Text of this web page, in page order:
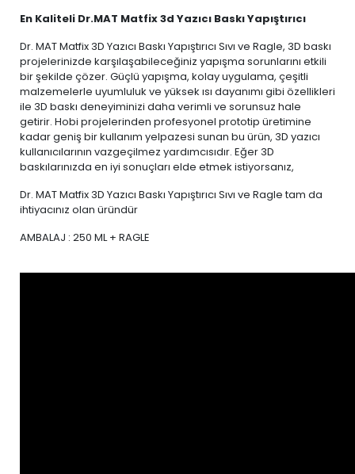
En Kaliteli Dr.MAT Matfix 3d Yazıcı Baskı Yapıştırıcı
Dr. MAT Matfix 3D Yazıcı Baskı Yapıştırıcı Sıvı ve Ragle, 3D baskı
projelerinizde karşılaşabileceğiniz yapışma sorunlarını etkili
bir şekilde çözer. Güçlü yapışma, kolay uygulama, çeşitli
malzemelerle uyumluluk ve yüksek ısı dayanımı gibi özellikleri
ile 3D baskı deneyiminizi daha verimli ve sorunsuz hale
getirir. Hobi projelerinden profesyonel prototip üretimine
kadar geniş bir kullanım yelpazesi sunan bu ürün, 3D yazıcı
kullanıcılarının vazgeçilmez yardımcısıdır. Eğer 3D
baskılarınızda en iyi sonuçları elde etmek istiyorsanız,
Dr. MAT Matfix 3D Yazıcı Baskı Yapıştırıcı Sıvı ve Ragle tam da
ihtiyacınız olan üründür
AMBALAJ : 250 ML + RAGLE